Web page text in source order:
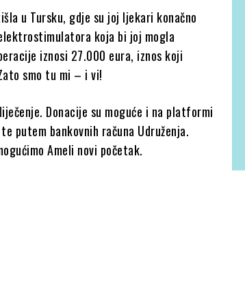
u Tursku, gdje su joj ljekari konačno
koja bi joj mogla
iznosi 27.000 eura, iznos koji
smo tu mi – i vi!
Donacije su moguće i na platformi
putem bankovnih računa Udruženja.
Ameli novi početak.